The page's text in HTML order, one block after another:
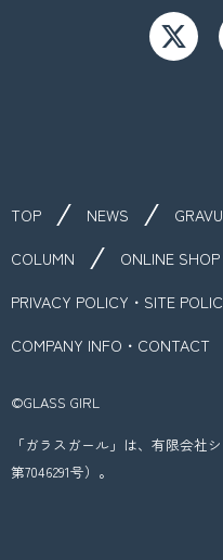
TOP NEWS
COLUMN
ONLINE SHOP
PRIVACY POLICY・SITE
COMPANY INFO・CONTACT
©︎GLASS GIRL
「ガラスガール」は、有限会社
第7046291号）。